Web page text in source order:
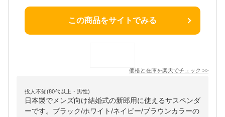
この商品をサイトでみる
価格と在庫を楽天でチェック >>
投人不知(80代以上・男性)
日本製でメンズ向け結婚式の新郎用に使えるサスペンダ
ーです。ブラック/ホワイト/ネイビー/ブラウンカラーの